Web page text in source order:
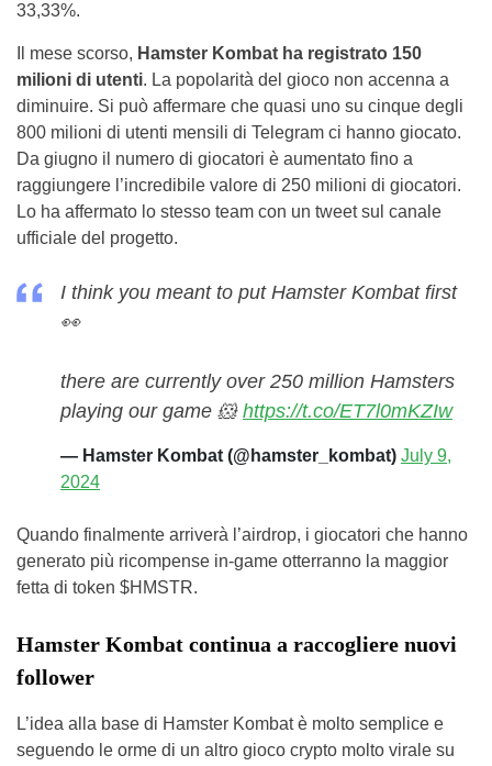
33,33%.
Il mese scorso, Hamster Kombat ha registrato 150
milioni di utenti. La popolarità del gioco non accenna a
diminuire. Si può affermare che quasi uno su cinque degli
800 milioni di utenti mensili di Telegram ci hanno giocato.
Da giugno il numero di giocatori è aumentato fino a
raggiungere l’incredibile valore di 250 milioni di giocatori.
Lo ha affermato lo stesso team con un tweet sul canale
ufficiale del progetto.
I think you meant to put Hamster Kombat first
👀
there are currently over 250 million Hamsters
playing our game 🐹 https://t.co/ET7l0mKZIw
— Hamster Kombat (@hamster_kombat) July 9,
2024
Quando finalmente arriverà l’airdrop, i giocatori che hanno
generato più ricompense in-game otterranno la maggior
fetta di token $HMSTR.
Hamster Kombat continua a raccogliere nuovi
follower
L’idea alla base di Hamster Kombat è molto semplice e
seguendo le orme di un altro gioco crypto molto virale su